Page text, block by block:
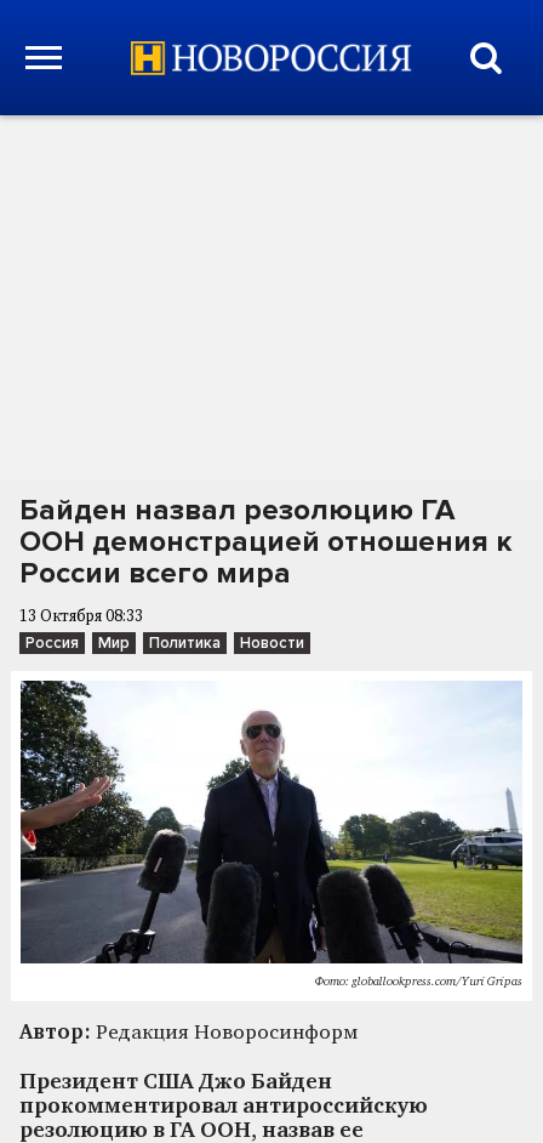
Байден назвал резолюцию ГА
ООН демонстрацией отношения к
России всего мира
13 Октября 08:33
Россия Мир Политика Новости
Фото: globallookpress.com/Yuri Gripas
Автор: Редакция Новоросинформ
Президент США Джо Байден
прокомментировал антироссийскую
резолюцию в ГА ООН, назвав ее